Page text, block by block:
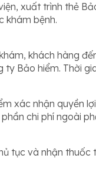
xuất trình thẻ
khám bệnh.
khách hàng
ty Bảo hiểm. Thời
xác nhận quyền
chi phí ngoài
tục và nhận thuốc